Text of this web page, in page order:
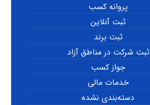
پروانه کسب
ثبت آنلاین
ثبت برند
ثبت شرکت در مناطق آزاد
جواز کسب
خدمات مالی
دسته‌بندی نشده